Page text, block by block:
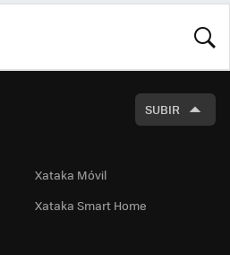
SUBIR
Xataka Móvil
Xataka Smart Home